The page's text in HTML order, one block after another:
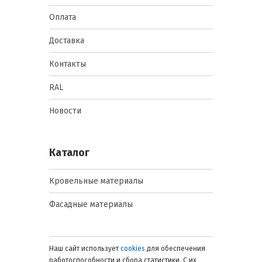
малоэтажного строительства.
Баварский кирпич. Многоцветная
смешанных оттенков.
Бельгийский кирпич. Сдержанная
текстура для современных
уменьшающая визуальную
состаренной поверхности для
реконструкций и частных домов.
Скандинавский кирпич. Холодные
рисунка.
Серо-бежевый кирпич.
Оплата
Доставка
Контакты
RAL
Новости
Каталог
Кровельные материалы
Фасадные материалы
Наш сайт использует cookies для обеспечения
работоспособности и сбора статистики. С их